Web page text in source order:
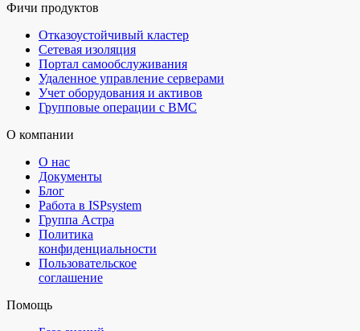
Фичи продуктов
Отказоустойчивый кластер
Сетевая изоляция
Портал самообслуживания
Удаленное управление серверами
Учет оборудования и активов
Групповые операции с BMC
О компании
О нас
Документы
Блог
Работа в ISPsystem
Группа Астра
Политика
конфиденциальности
Пользовательское
соглашение
Помощь